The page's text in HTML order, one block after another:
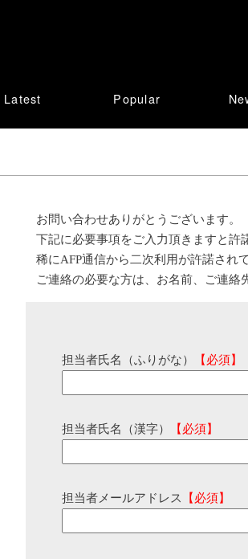
Latest Popular
お問い合わせありがとうございます。
下記に必要事項をご入力頂きますと許
稀にAFP通信から二次利用が許諾され
ご連絡の必要な方は、お名前、ご連
担当者氏名（ふりがな） 【必須】
担当者氏名（漢字） 【必須】
担当者メールアドレス 【必須】